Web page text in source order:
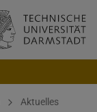
Aktuelles